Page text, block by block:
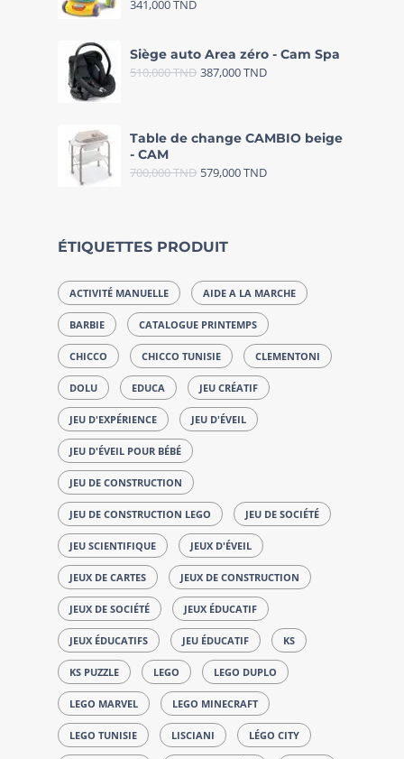
341,000TND
Siège auto Area zéro - Cam Spa
510,000TND 387,000TND
Table de change CAMBIO beige
- CAM
700,000TND 579,000TND
ÉTIQUETTES PRODUIT
ACTIVITÉ MANUELLE AIDE A LA MARCHE
BARBIE CATALOGUE PRINTEMPS
CHICCO CHICCO TUNISIE CLEMENTONI
DOLU EDUCA JEU CRÉATIF
JEU D'EXPÉRIENCE JEU D'ÉVEIL
JEU D'ÉVEIL POUR BÉBÉ
JEU DE CONSTRUCTION
JEU DE CONSTRUCTION LEGO JEU DE SOCIÉTÉ
JEU SCIENTIFIQUE JEUX D'ÉVEIL
JEUX DE CARTES JEUX DE CONSTRUCTION
JEUX DE SOCIÉTÉ JEUX ÉDUCATIF
JEUX ÉDUCATIFS JEU ÉDUCATIF KS
KS PUZZLE LEGO LEGO DUPLO
LEGO MARVEL LEGO MINECRAFT
LEGO TUNISIE LISCIANI LÉGO CITY